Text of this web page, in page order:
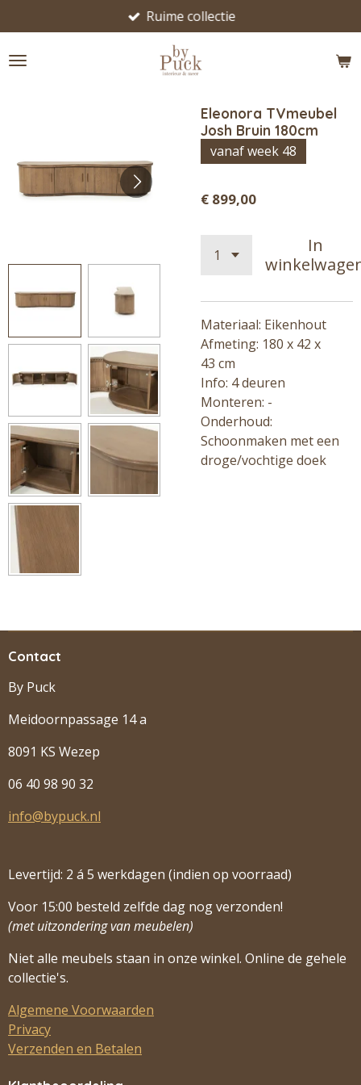
direct
naar
Ruime collectie
Eleonora TVmeubel
Josh Bruin 180cm
vanaf week 48
€ 899,00
In
Materiaal: Eikenhout
Afmeting: 180 x 42 x
43 cm
Info: 4 deuren
Monteren: -
Onderhoud:
Schoonmaken met een
droge/vochtige doek
Contact
By Puck
Meidoornpassage 14 a
8091 KS Wezep
06 40 98 90 32
info@bypuck.nl
Levertijd: 2 á 5 werkdagen (indien op voorraad)
Voor 15:00 besteld zelfde dag nog verzonden!
(met uitzondering van meubelen)
Niet alle meubels staan in onze winkel. Online de gehele
collectie's.
Algemene Voorwaarden
Privacy
Verzenden en Betalen